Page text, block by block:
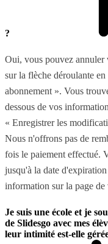
?
Oui, vous pouvez annuler
sur la flèche déroulante
abonnement ». Vous
dessous de vos
« Enregistrer les
Nous n'offrons pas de
fois le paiement effectué.
jusqu'à la date
information sur la page de
Je suis une école et je
de Slidesgo avec mes
leur intimité est-elle